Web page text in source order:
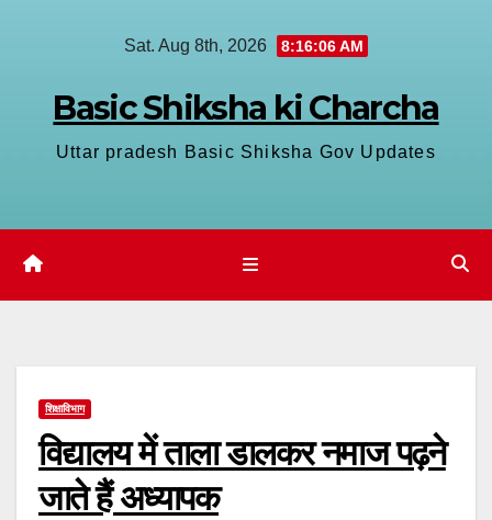
Sat. Aug 8th, 2026 8:16:07 AM
Basic Shiksha ki Charcha
Uttar pradesh Basic Shiksha Gov Updates
शिक्षाविभाग
विद्यालय में ताला डालकर नमाज पढ़ने
जाते हैं अध्यापक